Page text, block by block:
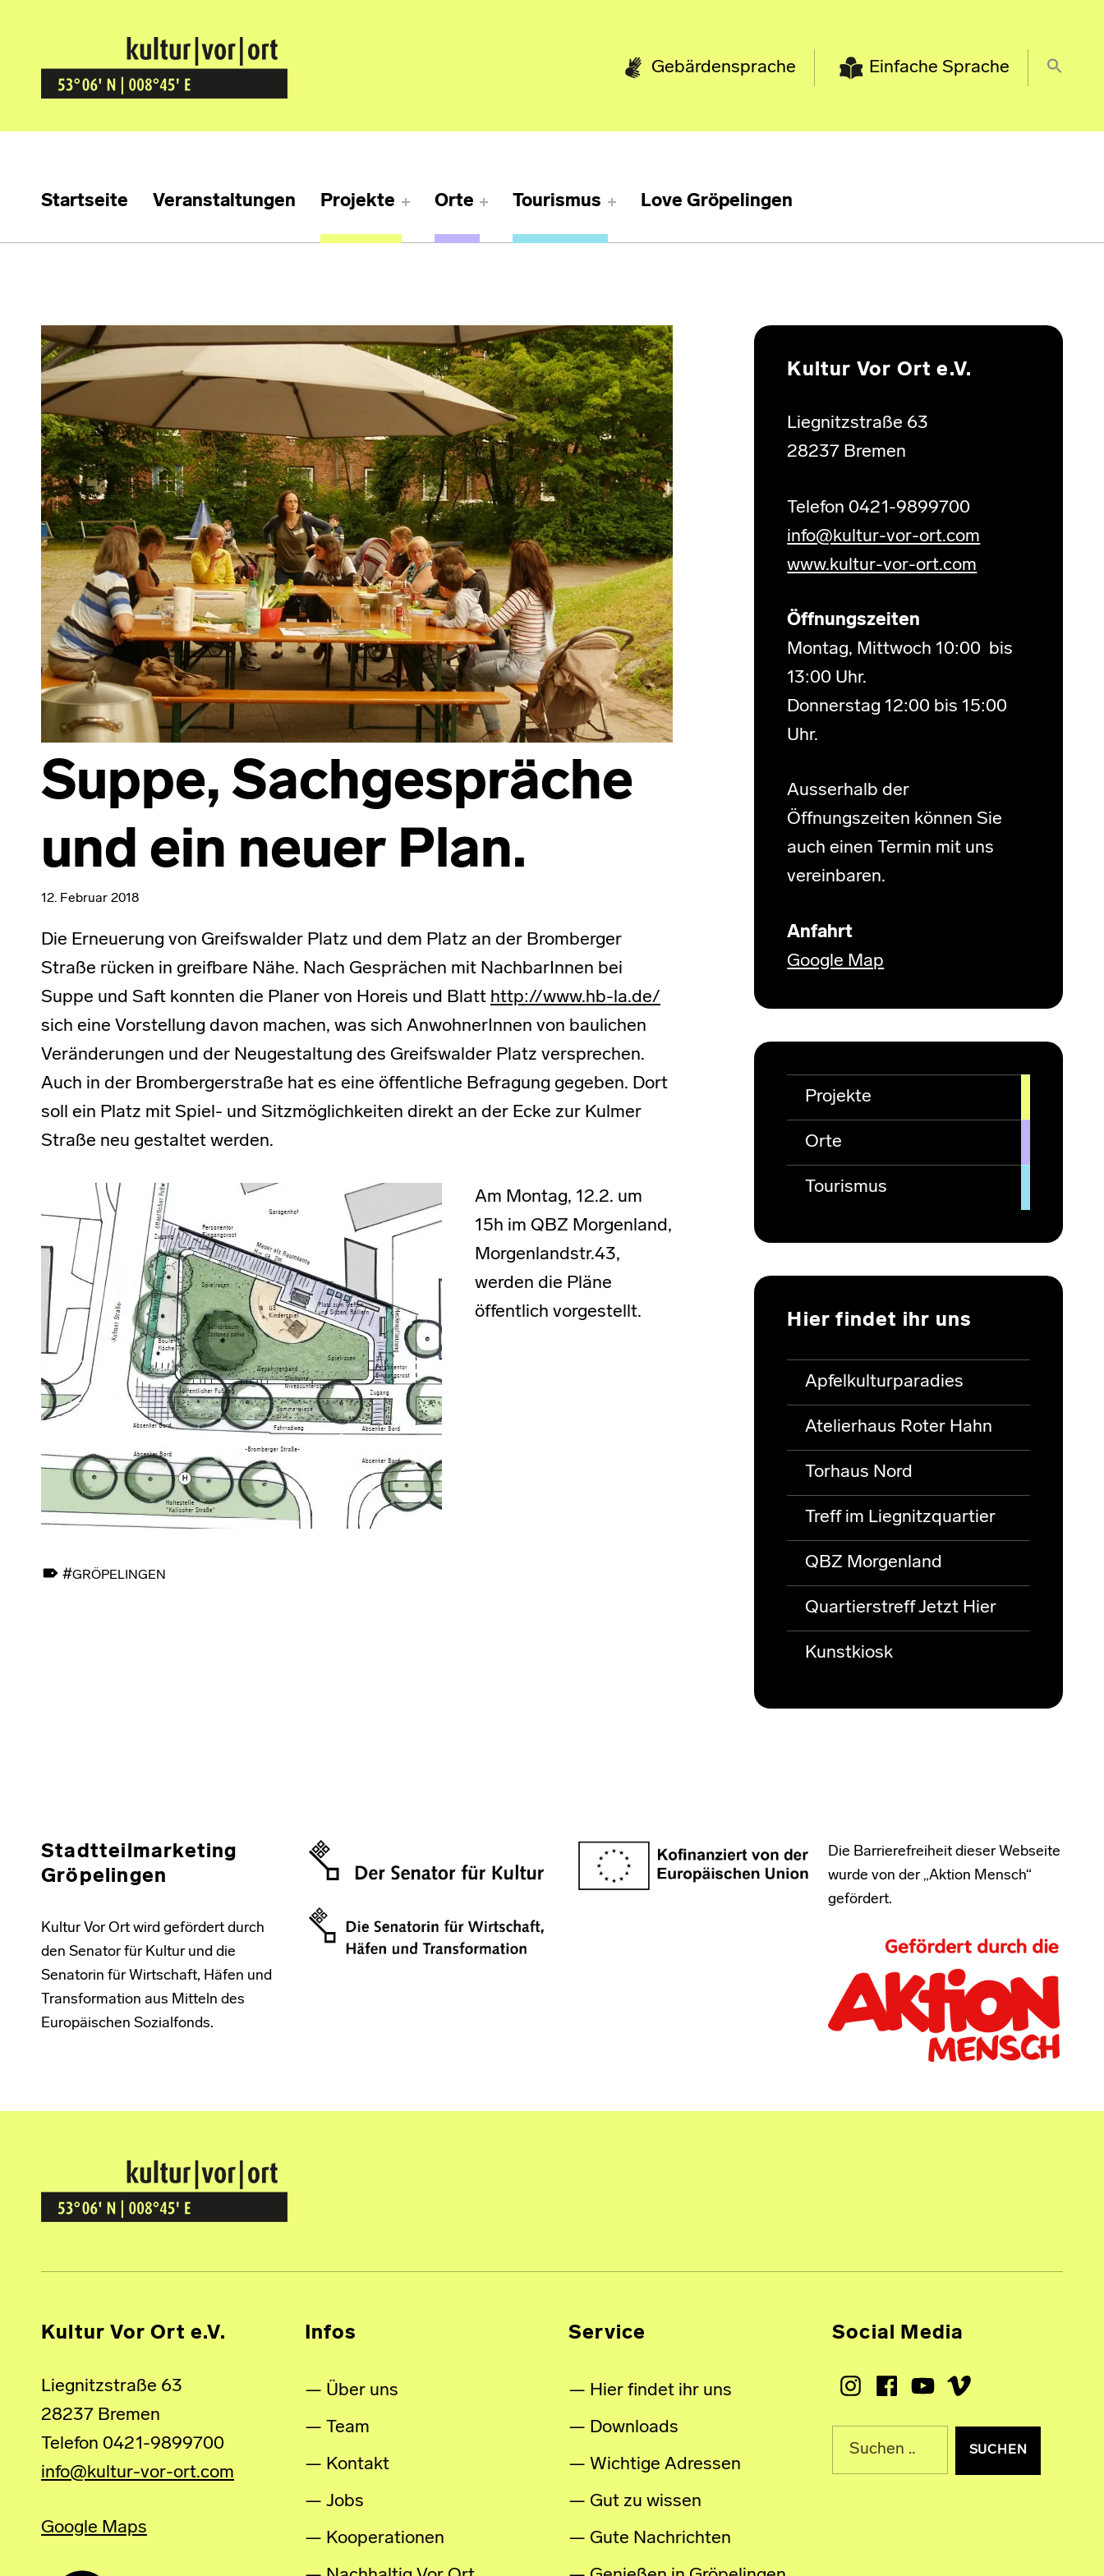
Kultur Vor Ort
BREMEN GRÖPELINGEN Gebärdensprache Einfache Sprache
Startseite Veranstaltungen Projekte Orte Tourismus Love Gröpelingen
Suppe, Sachgespräche
und ein neuer Plan.
12. Februar 2018
Die Erneuerung von Greifswalder Platz und dem Platz an der Bromberger
Straße rücken in greifbare Nähe. Nach Gesprächen mit NachbarInnen bei
Suppe und Saft konnten die Planer von Horeis und Blatt http://www.hb-la.de/
sich eine Vorstellung davon machen, was sich AnwohnerInnen von baulichen
Veränderungen und der Neugestaltung des Greifswalder Platz versprechen.
Auch in der Brombergerstraße hat es eine öffentliche Befragung gegeben. Dort
soll ein Platz mit Spiel- und Sitzmöglichkeiten direkt an der Ecke zur Kulmer
Straße neu gestaltet werden.
Am Montag, 12.2. um
15h im QBZ Morgenland,
Morgenlandstr.43,
werden die Pläne
öffentlich vorgestellt.
GRÖPELINGEN
Kultur Vor Ort e.V.
Liegnitzstraße 63
28237 Bremen
Telefon 0421-9899700
info@kultur-vor-ort.com
www.kultur-vor-ort.com
Öffnungszeiten
Montag, Mittwoch 10:00 bis
13:00 Uhr.
Donnerstag 12:00 bis 15:00
Uhr.
Ausserhalb der
Öffnungszeiten können Sie
auch einen Termin mit uns
vereinbaren.
Anfahrt
Google Map
Projekte
Orte
Tourismus
Hier findet ihr uns
Apfelkulturparadies
Atelierhaus Roter Hahn
Torhaus Nord
Treff im Liegnitzquartier
QBZ Morgenland
Quartierstreff Jetzt Hier
Kunstkiosk
Stadtteilmarketing
Gröpelingen
Kultur Vor Ort wird gefördert durch
den Senator für Kultur und die
Senatorin für Wirtschaft, Häfen und
Transformation aus Mitteln des
Europäischen Sozialfonds.
Die Barrierefreiheit dieser Webseite
wurde von der „Aktion Mensch“
gefördert.
Kultur Vor Ort
BREMEN GRÖPELINGEN
Kultur Vor Ort e.V.
Liegnitzstraße 63
28237 Bremen
Telefon 0421-9899700
info@kultur-vor-ort.com
Google Maps
Infos
Über uns
Team
Kontakt
Jobs
Kooperationen
Service
Hier findet ihr uns
Downloads
Wichtige Adressen
Gut zu wissen
Gute Nachrichten
Social Media
InstagramFacebookYoutubeVimeo
Suche nach: